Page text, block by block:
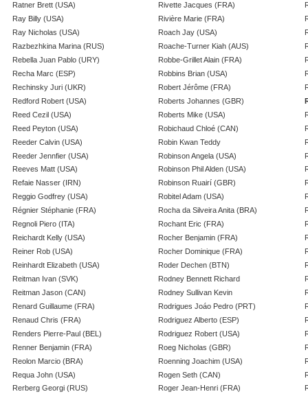
Ratner Brett (USA)
Ray Billy (USA)
Ray Nicholas (USA)
Razbezhkina Marina (RUS)
Rebella Juan Pablo (URY)
Recha Marc (ESP)
Rechinsky Juri (UKR)
Redford Robert (USA)
Reed Cezil (USA)
Reed Peyton (USA)
Reeder Calvin (USA)
Reeder Jennfier (USA)
Reeves Matt (USA)
Refaie Nasser (IRN)
Reggio Godfrey (USA)
Régnier Stéphanie (FRA)
Regnoli Piero (ITA)
Reichardt Kelly (USA)
Reiner Rob (USA)
Reinhardt Elizabeth (USA)
Reitman Ivan (SVK)
Reitman Jason (CAN)
Renard Guillaume (FRA)
Renaud Chris (FRA)
Renders Pierre-Paul (BEL)
Renner Benjamin (FRA)
Reolon Marcio (BRA)
Requa John (USA)
Rerberg Georgi (RUS)
Rivette Jacques (FRA)
Rivière Marie (FRA)
Roach Jay (USA)
Roache-Turner Kiah (AUS)
Robbe-Grillet Alain (FRA)
Robbins Brian (USA)
Robert Jérôme (FRA)
Roberts Johannes (GBR)
Roberts Mike (USA)
Robichaud Chloé (CAN)
Robin Kwan Teddy
Robinson Angela (USA)
Robinson Phil Alden (USA)
Robinson Ruairí (GBR)
Robitel Adam (USA)
Rocha da Silveira Anita (BRA)
Rochant Eric (FRA)
Rocher Benjamin (FRA)
Rocher Dominique (FRA)
Roder Dechen (BTN)
Rodney Bennett Richard
Rodney Sullivan Kevin
Rodrigues Joáo Pedro (PRT)
Rodriguez Alberto (ESP)
Rodriguez Robert (USA)
Roeg Nicholas (GBR)
Roenning Joachim (USA)
Rogen Seth (CAN)
Roger Jean-Henri (FRA)